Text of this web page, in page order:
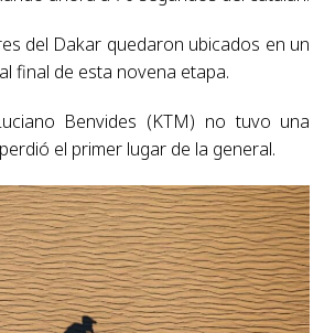
del Dakar quedaron ubicados en un
final de esta novena etapa.
Benvides (KTM) no tuvo una
el primer lugar de la general.